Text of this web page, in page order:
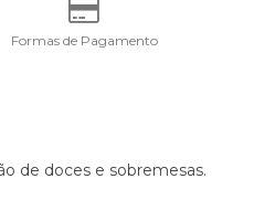
Formas de Pagamento
de doces e sobremesas.